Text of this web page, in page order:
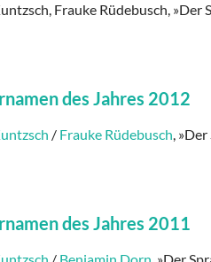
Frauke Rüdebusch, »Der
des Jahres 2012
/ Frauke Rüdebusch,
des Jahres 2011